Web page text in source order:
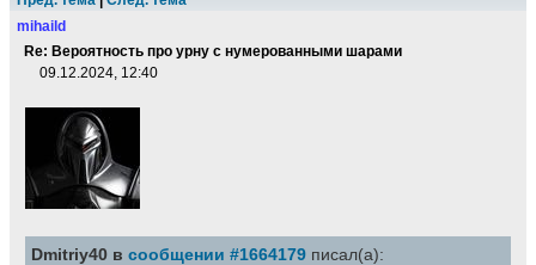
mihaild
Re: Вероятность про урну с нумерованными шарами
09.12.2024, 12:40
Dmitriy40 в сообщении #1664179 писал(а):